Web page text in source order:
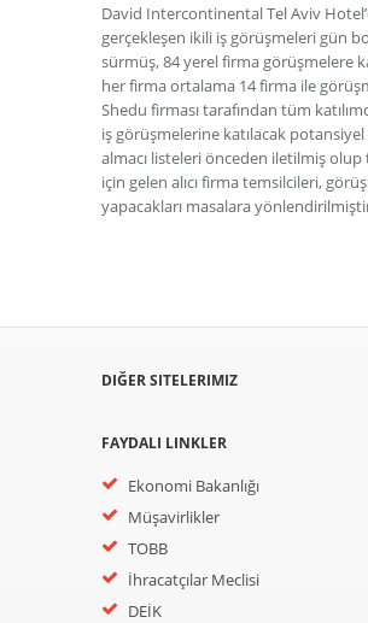
David Intercontinental Tel Aviv
gerçekleşen ikili iş görüşmeleri gün
sürmüş, 84 yerel firma görüşmelere
her firma ortalama 14 firma ile
Shedu firması tarafından tüm
iş görüşmelerine katılacak potansiyel
almacı listeleri önceden iletilmiş olup
için gelen alıcı firma temsilcileri,
yapacakları masalara
DIĞER SITELERIMIZ
FAYDALI LINKLER
Ekonomi Bakanlığı
Müşavirlikler
TOBB
İhracatçılar Meclisi
DEİK